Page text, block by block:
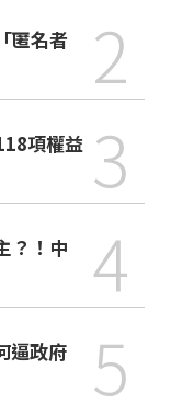
匿名者
2
3
4
5